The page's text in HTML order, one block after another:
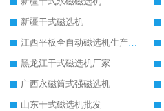
新疆干式磁选机
江西平板全自动磁选机生产厂家
黑龙江干式磁选机厂家
广西永磁筒式强磁选机
山东干式磁选机批发